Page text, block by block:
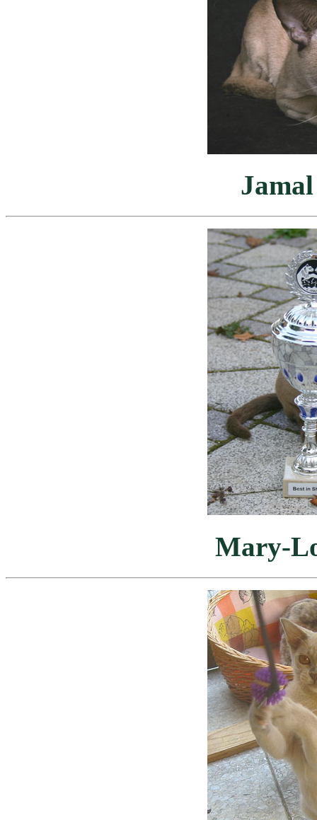
Mary-